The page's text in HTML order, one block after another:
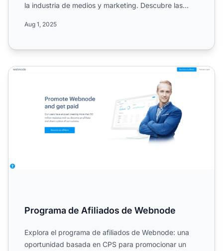
la industria de medios y marketing. Descubre las
Aug 1, 2025
Programa de Afiliados de Webnode
Programa de Afiliados de Webnode
Explora el programa de afiliados de Webnode: una
oportunidad basada en CPS para promocionar un